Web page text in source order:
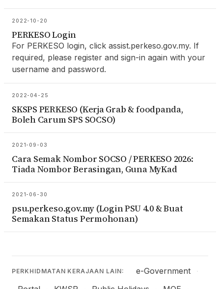
PERKESO Login
For PERKESO login, click assist.perkeso.gov.my. If
required, please register and sign-in again with your
username and password.
2022-10-20
SKSPS PERKESO (Kerja Grab & foodpanda,
Boleh Carum SPS SOCSO)
2022-04-25
Cara Semak Nombor SOCSO / PERKESO 2026:
Tiada Nombor Berasingan, Guna MyKad
2021-09-03
psu.perkeso.gov.my (Login PSU 4.0 & Buat
Semakan Status Permohonan)
2021-06-30
PERKHIDMATAN KERAJAAN LAIN: e-Government